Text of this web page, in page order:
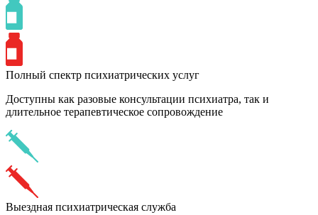
Полный спектр психиатрических услуг
Доступны как разовые консультации психиатра, так и
длительное терапевтическое сопровождение
Выездная психиатрическая служба